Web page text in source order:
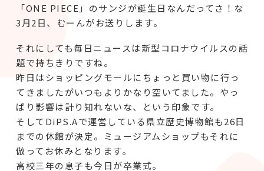
「ONE PIECE」のサンジが誕生日なんだってさ！な
3月2日、むーんがお送りします。
それにしても毎日ニュースは新型コロナウイルスの話
題で持ちきりですね。
昨日はショッピングモールにちょっと買い物に行っ
てきましたがいつもよりかなり空いてました。やっ
ぱり影響は計り知れないな、という印象です。
そしてDiPS.Aで運営している県立歴史博物館も26日
までの休館が決定。ミュージアムショップもそれに
倣ってお休みとなります。
高校三年の息子も今日が卒業式。